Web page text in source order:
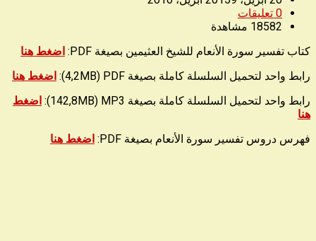
0 تعليقات
18582 مشاهدة
كتاب تفسير سورة الأنعام للشيخ العثيمين بصيغة PDF:
اضغط هنا
رابط واحد لتحميل السلسلة كاملة بصيغة 4,2MB) PDF):
اضغط هنا
رابط واحد لتحميل السلسلة كاملة بصيغة 142,8MB) MP3):
اضغط
هنا
فهرس دروس تفسير سورة الأنعام بصيغة PDF:
اضغط هنا